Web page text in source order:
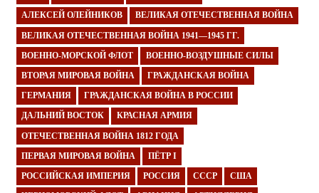
АЛЕКСЕЙ ОЛЕЙНИКОВ ВЕЛИКАЯ ОТЕЧЕСТВЕННАЯ ВОЙНА
ВЕЛИКАЯ ОТЕЧЕСТВЕННАЯ ВОЙНА 1941—1945 ГГ.
ВОЕННО-МОРСКОЙ ФЛОТ ВОЕННО-ВОЗДУШНЫЕ СИЛЫ
ВТОРАЯ МИРОВАЯ ВОЙНА ГРАЖДАНСКАЯ ВОЙНА
ГЕРМАНИЯ ГРАЖДАНСКАЯ ВОЙНА В РОССИИ
ДАЛЬНИЙ ВОСТОК КРАСНАЯ АРМИЯ
ОТЕЧЕСТВЕННАЯ ВОЙНА 1812 ГОДА
ПЕРВАЯ МИРОВАЯ ВОЙНА ПЁТР I
РОССИЙСКАЯ ИМПЕРИЯ РОССИЯ СССР США